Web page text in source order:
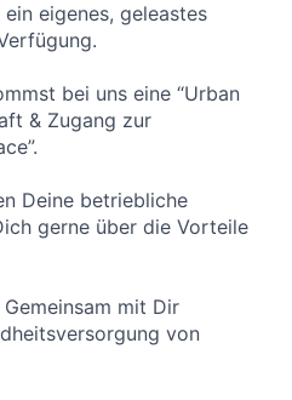
eigenes, geleastes
bei uns eine “Urban
& Zugang zur
Deine betriebliche
gerne über die Vorteile
mit Dir
von